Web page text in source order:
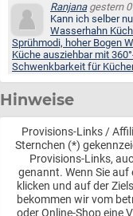
Ranjanagestern
Kann ich selber
Wasserhahn
Sprühmodi, hoher Bogen
Küche ausziehbar mit
Schwenkbarkeit für
Hinweise
Provisions-Links /
Sternchen (*)
Provisions-Links,
genannt. Wenn Sie auf
klicken und auf der
bekommen wir vom